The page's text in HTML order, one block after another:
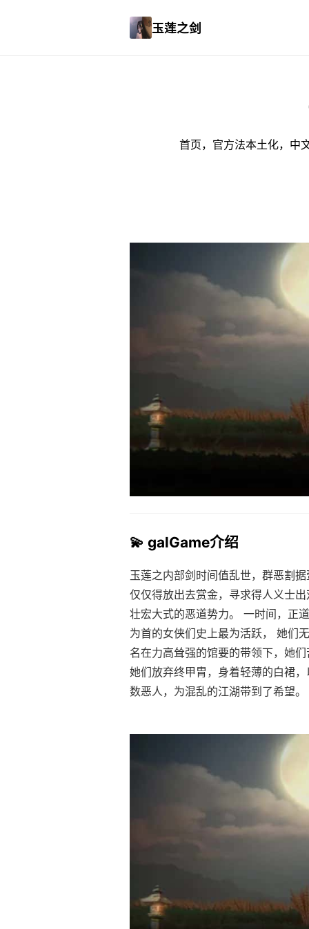
玉莲之剑
首页，官方法本土化，中
💫 galGame介绍
玉莲之内部剑时间值乱世，群恶割
仅仅得放出去赏金，寻求得人义士
壮宏大式的恶道势力。 一时间，正
为首的女侠们史上最为活跃， 她们
名在力高耸强的馆要的带领下，她
她们放弃终甲胄，身着轻薄的白裙
数恶人，为混乱的江湖带到了希望。